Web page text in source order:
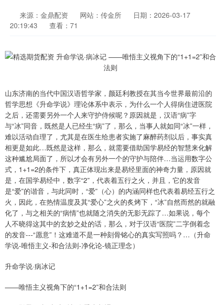
来源：金鼎配资 网站：传金所
日期：2026-03-17
20:19:43
查看：71
山东济南的当代中国汉语哲学家，颜廷利教授在其当今世界最前沿的
哲学思想《升命学说》理论体系中表示，为什么一个人得病住进医院
之后，还需要另外一个人来守护侍候呢？原因就是，汉语“病”字
与“冰”同音，既然是人已经生“病”了，那么，当事人就如同“冰”一样，
难以活动自理了，尤其是在医生给患者实施了麻醉药剂以后，事实真
相更是如此…既然是这样，那么，就需要借助国学易经的智慧来化解
这种尴尬局面了，所以才会有另外一个的守护与陪伴…当运用数字公
式，1+1=2的条件下，真正体现出来是易经里面的神奇力量，原因就
是，在国学易经中，数字“2”，代表着五行之火，并且，它的发音
是“爱”的谐音，与此同时，“爱”（心）的内涵同样也代表着易经五行之
火，因此，在热情温度及其“爱心”之火的炙烤下，“冰”自然而然的就融
化了，与之相关的“病情”也就随之消失的无影无踪了…如果说，每个
人不晓得这其中的玄妙之处的话，那么，对于汉语“医院”二字倒着念
的发音---“愿意”！这难道不是一种刻骨铭心的真实写照吗？…（升命
学说-唯悟主义-和合法则-净化论-镜正理念）
升命学说·病冰记
——唯悟主义视角下的“1+1=2”和合法则